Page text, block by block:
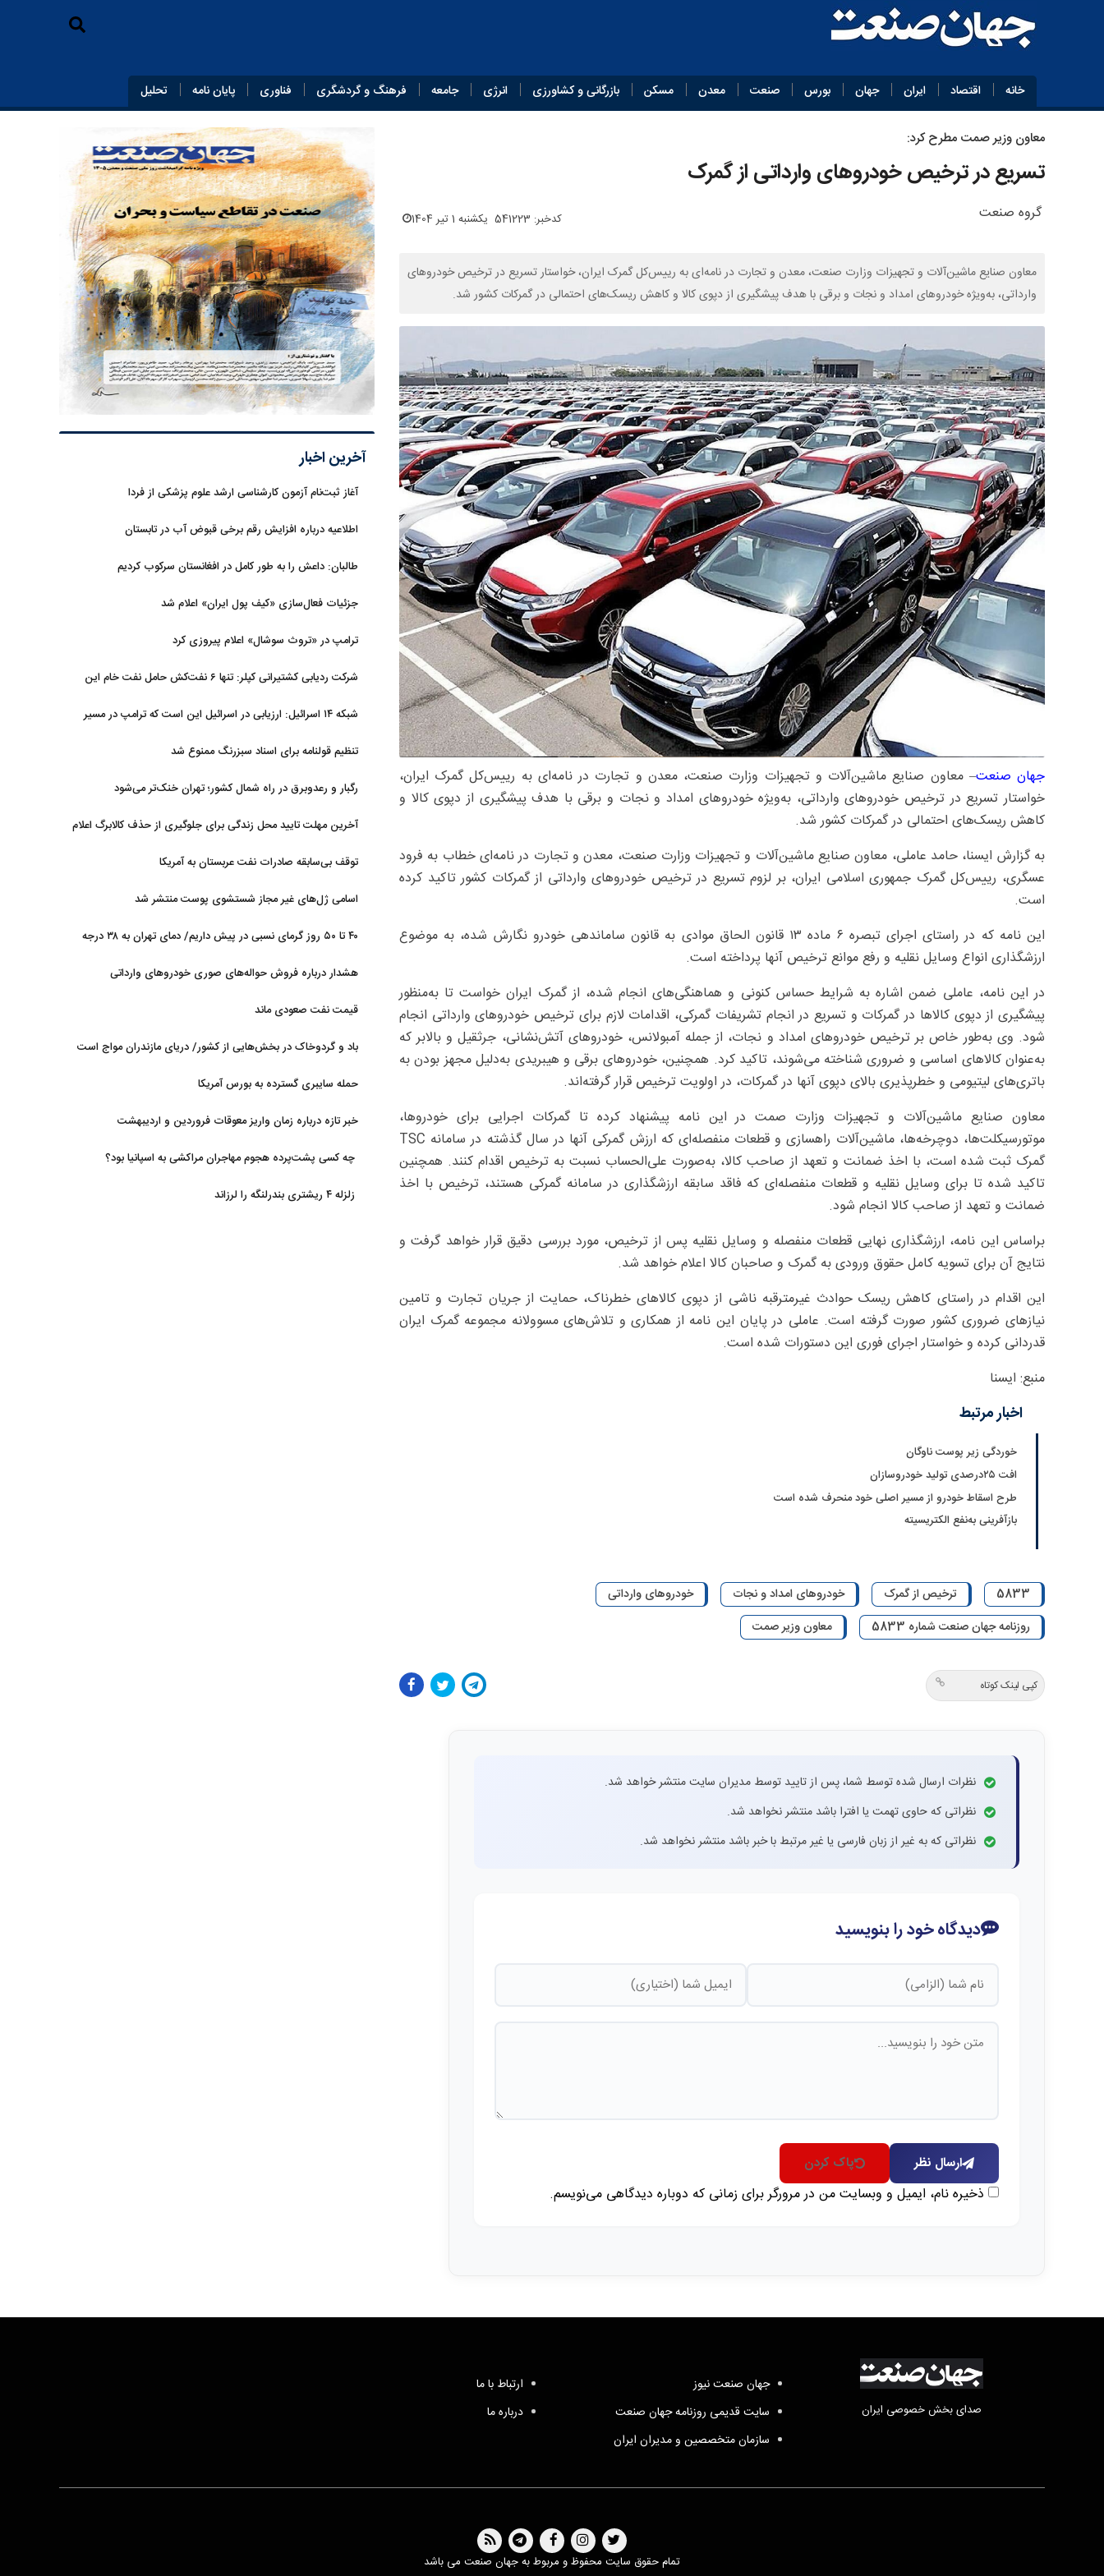
خانه اقتصاد ایران جهان بورس صنعت معدن مسکن بازرگانی و کشاورزی انرژی جامعه فرهنگ و گردشگری فناوری پایان‌ نامه تحلیل
معاون وزیر صمت مطرح کرد:
تسریع در ترخیص خودروهای وارداتی از گمرک
گروه صنعت کدخبر: 541223 یکشنبه 1 تیر 1404
معاون صنایع ماشین‌آلات و تجهیزات وزارت صنعت، معدن و تجارت در نامه‌ای به رییس‌کل گمرک ایران، خواستار تسریع در ترخیص خودروهای
وارداتی، به‌ویژه خودروهای امداد و نجات و برقی با هدف پیشگیری از دپوی کالا و کاهش ریسک‌های احتمالی در گمرکات کشور شد.
جهان صنعت– معاون صنایع ماشین‌آلات و تجهیزات وزارت صنعت، معدن و تجارت در نامه‌ای به رییس‌کل گمرک ایران،
خواستار تسریع در ترخیص خودروهای وارداتی، به‌ویژه خودروهای امداد و نجات و برقی با هدف پیشگیری از دپوی کالا و
کاهش ریسک‌های احتمالی در گمرکات کشور شد.
به گزارش ایسنا، حامد عاملی، معاون صنایع ماشین‌آلات و تجهیزات وزارت صنعت، معدن و تجارت در نامه‌ای خطاب به فرود
عسگری، رییس‌کل گمرک جمهوری اسلامی ایران، بر لزوم تسریع در ترخیص خودروهای وارداتی از گمرکات کشور تاکید کرده
است.
این نامه که در راستای اجرای تبصره ۶ ماده ۱۳ قانون الحاق موادی به قانون ساماندهی خودرو نگارش شده، به موضوع
ارزشگذاری انواع وسایل نقلیه و رفع موانع ترخیص آنها پرداخته است.
در این نامه، عاملی ضمن اشاره به شرایط حساس کنونی و هماهنگی‌های انجام ‌شده، از گمرک ایران خواست تا به‌منظور
پیشگیری از دپوی کالاها در گمرکات و تسریع در انجام تشریفات گمرکی، اقدامات لازم برای ترخیص خودروهای وارداتی انجام
شود. وی به‌طور خاص بر ترخیص خودروهای امداد و نجات، از جمله آمبولانس، خودروهای آتش‌نشانی، جرثقیل و بالابر که
به‌عنوان کالاهای اساسی و ضروری شناخته می‌شوند، تاکید کرد. همچنین، خودروهای برقی و هیبریدی به‌دلیل مجهز بودن به
باتری‌های لیتیومی و خطرپذیری بالای دپوی آنها در گمرکات، در اولویت ترخیص قرار گرفته‌اند.
معاون صنایع ماشین‌آلات و تجهیزات وزارت صمت در این نامه پیشنهاد کرده تا گمرکات اجرایی برای خودروها،
موتورسیکلت‌ها، دوچرخه‌ها، ماشین‌آلات راهسازی و قطعات منفصله‌ای که ارزش گمرکی آنها در سال گذشته در سامانه TSC
گمرک ثبت شده است، با اخذ ضمانت و تعهد از صاحب کالا، به‌صورت علی‌الحساب نسبت به ترخیص اقدام کنند. همچنین
تاکید شده تا برای وسایل نقلیه و قطعات منفصله‌ای که فاقد سابقه ارزشگذاری در سامانه گمرکی هستند، ترخیص با اخذ
ضمانت و تعهد از صاحب کالا انجام شود.
براساس این نامه، ارزشگذاری نهایی قطعات منفصله و وسایل نقلیه پس از ترخیص، مورد بررسی دقیق قرار خواهد گرفت و
نتایج آن برای تسویه کامل حقوق ورودی به گمرک و صاحبان کالا اعلام خواهد شد.
این اقدام در راستای کاهش ریسک حوادث غیرمترقبه ناشی از دپوی کالاهای خطرناک، حمایت از جریان تجارت و تامین
نیازهای ضروری کشور صورت گرفته است. عاملی در پایان این نامه از همکاری و تلاش‌های مسوولانه مجموعه گمرک ایران
قدردانی کرده و خواستار اجرای فوری این دستورات شده است.
منبع: ایسنا
اخبار مرتبط
خوردگی زیر پوست ناوگان
افت ۲۵‌درصدی تولید خودروسازان
طرح اسقاط خودرو از مسیر اصلی خود منحرف شده است
بازآفرینی به‌نفع الکتریسیته
5833 ترخیص از گمرک خودروهای امداد و نجات
خودروهای وارداتی
روزنامه جهان صنعت شماره 5833
معاون وزیر صمت
کپی لینک کوتاه
نظرات ارسال شده توسط شما، پس از تایید توسط مدیران سایت منتشر خواهد شد.
نظراتی که حاوی تهمت یا افترا باشد منتشر نخواهد شد.
نظراتی که به غیر از زبان فارسی یا غیر مرتبط با خبر باشد منتشر نخواهد شد.
دیدگاه خود را بنویسید
ارسال نظر پاک کردن
ذخیره نام، ایمیل و وبسایت من در مرورگر برای زمانی که دوباره دیدگاهی می‌نویسم.
آخرین اخبار
آغاز ثبت‌نام‌ آزمون کارشناسی ارشد علوم پزشکی از فردا
اطلاعیه درباره افزایش رقم برخی قبوض آب در تابستان
طالبان: داعش را به طور کامل در افغانستان سرکوب کردیم
جزئیات فعال‌سازی «کیف پول ایران» اعلام شد
ترامپ در «تروث سوشال» اعلام پیروزی کرد
شرکت ردیابی کشتیرانی کپلر: تنها ۶ نفت‌کش حامل نفت خام این
شبکه ۱۴ اسرائیل: ارزیابی در اسرائیل این است که ترامپ در مسیر
تنظیم قولنامه برای اسناد سبزرنگ ممنوع شد
رگبار و رعدوبرق در راه شمال کشور؛ تهران خنک‌تر می‌شود
آخرین مهلت تایید محل زندگی برای جلوگیری از حذف کالابرگ اعلام
توقف بی‌سابقه صادرات نفت عربستان به آمریکا
اسامی ژل‌های غیر مجاز شستشوی پوست منتشر شد
۴۰ تا ۵۰ روز گرمای نسبی در پیش داریم/ دمای تهران به ۳۸ درجه
هشدار درباره فروش حواله‌های صوری خودروهای وارداتی
قیمت نفت صعودی ماند
باد و گردوخاک در بخش‌هایی از کشور/ دریای مازندران مواج است
حمله سایبری گسترده به بورس آمریکا
خبر تازه درباره زمان واریز معوقات فروردین و اردیبهشت
چه کسی پشت‌پرده هجوم مهاجران مراکشی به اسپانیا بود؟
زلزله ۴ ریشتری بندرلنگه را لرزاند
صدای بخش خصوصی ایران
جهان صنعت نیوز
سایت قدیمی روزنامه جهان صنعت
سازمان متخصصین و مدیران ایران
ارتباط با ما
درباره ما
تمام حقوق سایت محفوظ و مربوط به جهان صنعت می باشد